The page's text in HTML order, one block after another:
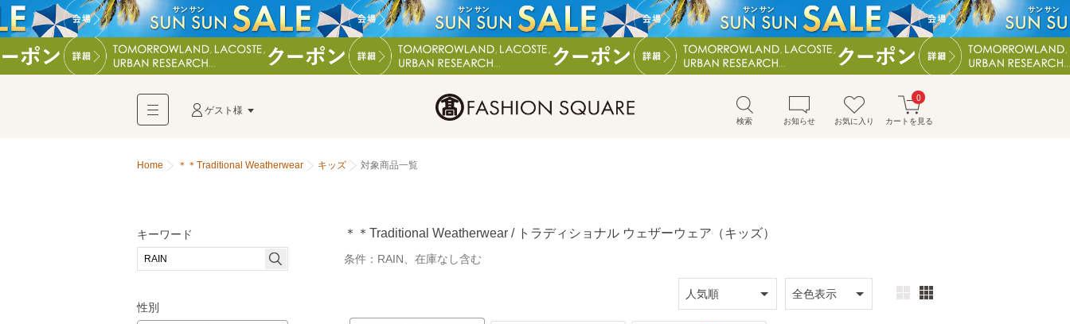
ゲスト様
検索 お知らせ お気に入り カートを見る
0
Home ＊＊Traditional Weatherwear キッズ 対象商品一覧
＊＊Traditional Weatherwear / トラディショナル ウェザーウェア（キッズ）
条件： RAIN、在庫なし含む
キーワード
性別